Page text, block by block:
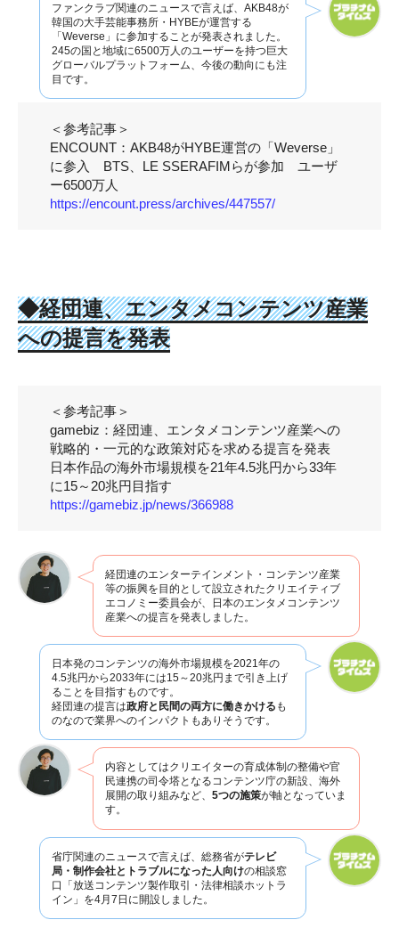
ファンクラブ関連のニュースで言えば、AKB48が
韓国の大手芸能事務所・HYBEが運営する
「Weverse」に参加することが発表されました。
245の国と地域に6500万人のユーザーを持つ巨大
グローバルプラットフォーム、今後の動向にも注
目です。
＜参考記事＞
ENCOUNT：AKB48がHYBE運営の「Weverse」
に参入 BTS、LE SSERAFIMらが参加 ユーザ
ー6500万人
https://encount.press/archives/447557/
◆経団連、エンタメコンテンツ産業
への提言を発表
＜参考記事＞
gamebiz：経団連、エンタメコンテンツ産業への
戦略的・一元的な政策対応を求める提言を発表
日本作品の海外市場規模を21年4.5兆円から33年
に15～20兆円目指す
https://gamebiz.jp/news/366988
経団連のエンターテインメント・コンテンツ産業
等の振興を目的として設立されたクリエイティブ
エコノミー委員会が、日本のエンタメコンテンツ
産業への提言を発表しました。
日本発のコンテンツの海外市場規模を2021年の
4.5兆円から2033年には15～20兆円まで引き上げ
ることを目指すものです。
経団連の提言は政府と民間の両方に働きかける も
のなので業界へのインパクトもありそうです。
内容としてはクリエイターの育成体制の整備や官
民連携の司令塔となるコンテンツ庁の新設、海外
展開の取り組みなど、5つの施策が軸となっていま
す。
省庁関連のニュースで言えば、総務省がテレビ
局・制作会社とトラブルになった人向けの相談窓
口「放送コンテンツ製作取引・法律相談ホットラ
イン」を4月7日に開設しました。